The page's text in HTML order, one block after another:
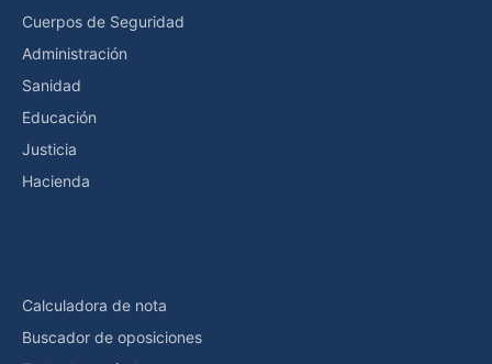
Cuerpos de Seguridad
Administración
Sanidad
Educación
Justicia
Hacienda
Calculadora de nota
Buscador de oposiciones